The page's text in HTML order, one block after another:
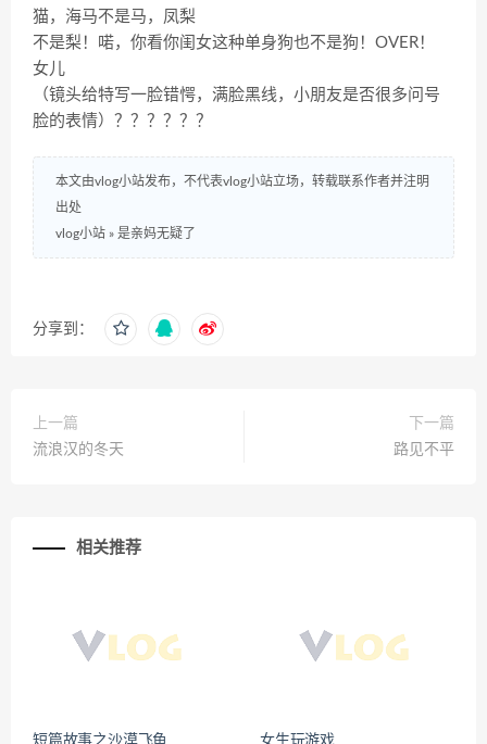
猫，海马不是马，凤梨
不是梨！喏，你看你闺女这种单身狗也不是狗！OVER！
女儿
（镜头给特写一脸错愕，满脸黑线，小朋友是否很多问号
脸的表情）？？？？？？
本文由vlog小站发布，不代表vlog小站立场，转载联系作者并注明
出处
vlog小站 » 是亲妈无疑了
分享到：
上一篇
流浪汉的冬天
下一篇
路见不平
相关推荐